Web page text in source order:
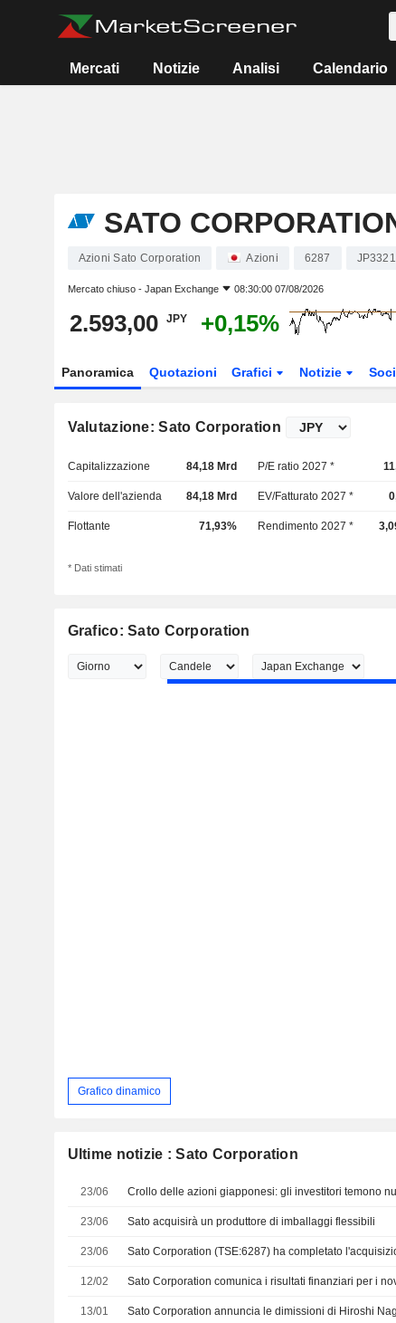
Mercati Notizie Analisi Calendario
SATO
Azioni Sato Corporation Azioni 6287
Mercato chiuso - Japan Exchange 08:30:00 07/08/2026
2.593,00 JPY +0,15%
Panoramica Quotazioni Grafici Notizie
Valutazione: Sato Corporation
Capitalizzazione 84,18 Mrd P/E ratio 2027 *
Valore dell'azienda 84,18 Mrd EV/Fatturato 2027 *
Flottante 71,93% Rendimento 2027 *
* Dati stimati
Grafico: Sato Corporation
Grafico dinamico
Ultime notizie : Sato Corporation
23/06
23/06 Sato acquisirà un produttore di imballaggi flessibili
23/06
12/02
13/01